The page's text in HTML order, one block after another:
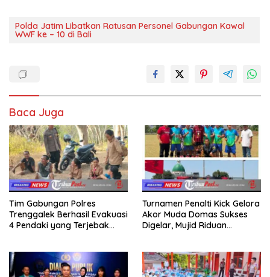
Polda Jatim Libatkan Ratusan Personel Gabungan Kawal
WWF ke – 10 di Bali
Baca Juga
Tim Gabungan Polres
Trenggalek Berhasil Evakuasi
4 Pendaki yang Terjebak
Turnamen Penalti Kick Gelora
Akor Muda Domas Sukses
Digelar, Mujid Riduan